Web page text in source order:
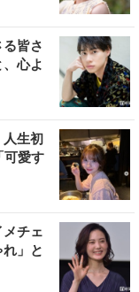
皆さ
心よ
生初
可愛す
チェ
」と